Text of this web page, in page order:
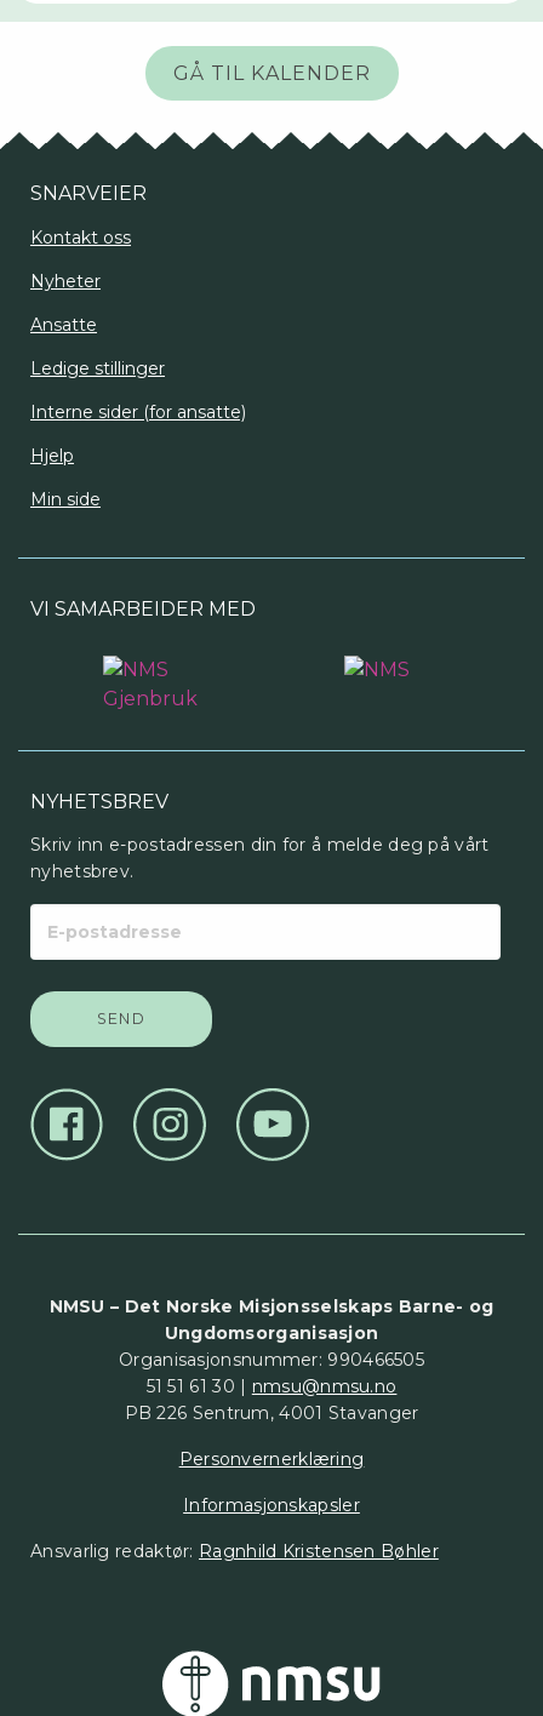
GÅ TIL KALENDER
SNARVEIER
Kontakt oss
Nyheter
Ansatte
Ledige stillinger
Interne sider (for ansatte)
Hjelp
Min side
VI SAMARBEIDER MED
NYHETSBREV
Skriv inn e-postadressen din for å melde deg på vårt
nyhetsbrev.
postadresse
NMSU – Det Norske Misjonsselskaps Barne- og
Ungdomsorganisasjon
Organisasjonsnummer: 990466505
51 51 61 30 | nmsu@nmsu.no
PB 226 Sentrum, 4001 Stavanger
Personvernerklæring
Informasjonskapsler
Ansvarlig redaktør: Ragnhild Kristensen Bøhler